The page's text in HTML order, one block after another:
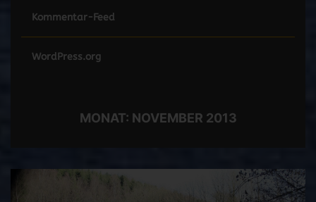
Kommentar-Feed
WordPress.org
MONAT: NOVEMBER 2013